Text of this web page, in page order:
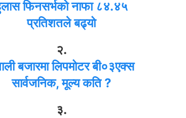
फिनसर्भको नाफा ८४.४५
प्रतिशतले बढ्यो
२.
बजारमा लिपमोटर बी०३एक्स
सार्वजनिक, मूल्य कति ?
३.